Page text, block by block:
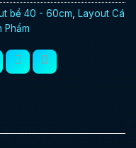
bể 40 - 60cm, Layout Cá
Phẩm